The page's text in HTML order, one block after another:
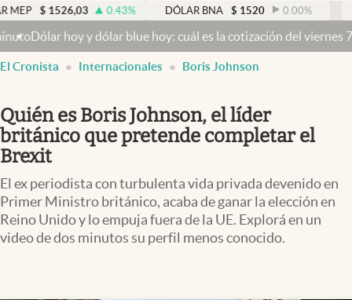
México
Economía y Política
Finanzas y Mercados
Mercados Online
Columnistas
Otras secciones
Apertura
Infotechnology
0.43% DÓLAR BNA $ 1520 0.00% DÓLAR
y dólar blue hoy: cuál es la cotización del viernes 7 de
El Cronista Internacionales Boris Johnson
Quién es Boris Johnson, el líder
británico que pretende completar el
Brexit
El ex periodista con turbulenta vida privada devenido en
Primer Ministro británico, acaba de ganar la elección en
Reino Unido y lo empuja fuera de la UE. Explorá en un
video de dos minutos su perfil menos conocido.